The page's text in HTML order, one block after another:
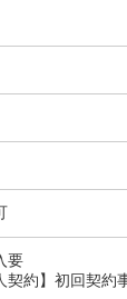
要
契約】初回契約